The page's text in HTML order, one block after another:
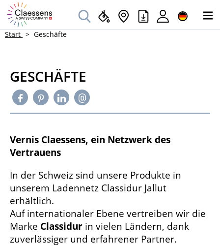
Start Geschäfte
GESCHÄFTE
Vernis Claessens, ein Netzwerk des
Vertrauens
In der Schweiz sind unsere Produkte in
unserem Ladennetz Classidur Jallut
erhältlich.
Auf internationaler Ebene vertreiben wir die
Marke Classidur in vielen Ländern, dank
zuverlässiger und erfahrener Partner.